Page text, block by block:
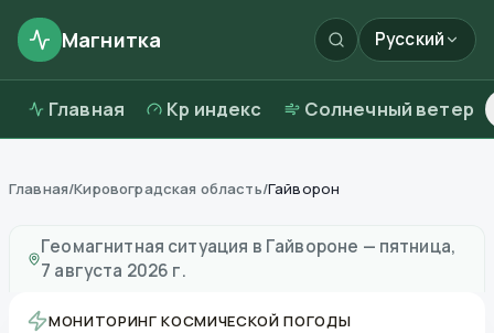
Магнитка Русский
Главная Kp индекс Солнечный ветер
Главная/Кировоградская область/Гайворон
Геомагнитная ситуация в Гайвороне — пятница,
7 августа 2026 г.
МОНИТОРИНГ КОСМИЧЕСКОЙ ПОГОДЫ